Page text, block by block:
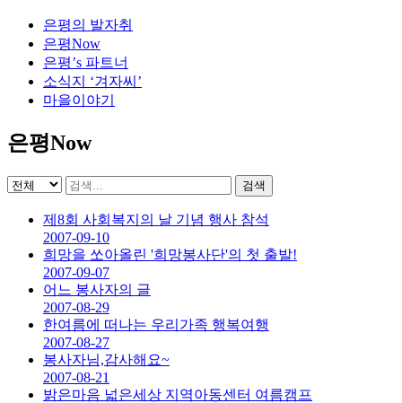
은평의 발자취
은평Now
은평’s 파트너
소식지 ‘겨자씨’
마을이야기
은평Now
검색
제8회 사회복지의 날 기념 행사 참석
2007-09-10
희망을 쏘아올린 '희망봉사단'의 첫 출발!
2007-09-07
어느 봉사자의 글
2007-08-29
한여름에 떠나는 우리가족 행복여행
2007-08-27
봉사자님,감사해요~
2007-08-21
밝은마음 넓은세상 지역아동센터 여름캠프